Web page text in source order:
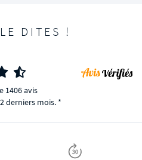
DITES !
1406 avis
derniers mois. *